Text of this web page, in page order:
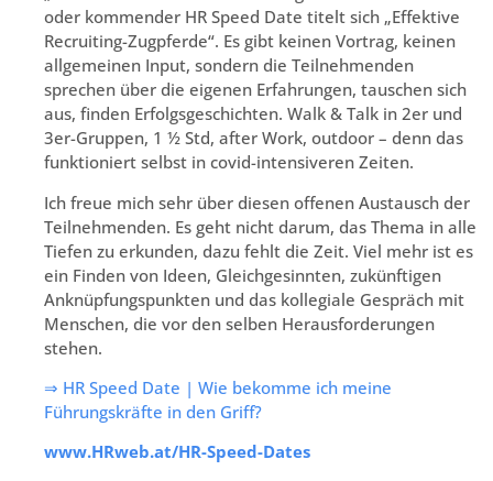
oder kommender HR Speed Date titelt sich „Effektive
Recruiting-Zugpferde“. Es gibt keinen Vortrag, keinen
allgemeinen Input, sondern die Teilnehmenden
sprechen über die eigenen Erfahrungen, tauschen sich
aus, finden Erfolgsgeschichten. Walk & Talk in 2er und
3er-Gruppen, 1 ½ Std, after Work, outdoor – denn das
funktioniert selbst in covid-intensiveren Zeiten.
Ich freue mich sehr über diesen offenen Austausch der
Teilnehmenden. Es geht nicht darum, das Thema in alle
Tiefen zu erkunden, dazu fehlt die Zeit. Viel mehr ist es
ein Finden von Ideen, Gleichgesinnten, zukünftigen
Anknüpfungspunkten und das kollegiale Gespräch mit
Menschen, die vor den selben Herausforderungen
stehen.
⇒ HR Speed Date | Wie bekomme ich meine
Führungskräfte in den Griff?
www.HRweb.at/HR-Speed-Dates